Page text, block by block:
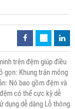
trên đệm giúp điều
gọn: Khung trán mỏng
Nó bao gồm đệm và
có thể cực kỳ dễ
dụng dễ dàng Lỗ thông